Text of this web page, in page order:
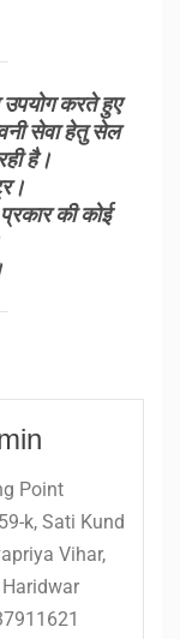
उपयोग करते हुए
सेवा हेतु सेल
है।
की कोई
Point
k, Sati Kund
Vihar,